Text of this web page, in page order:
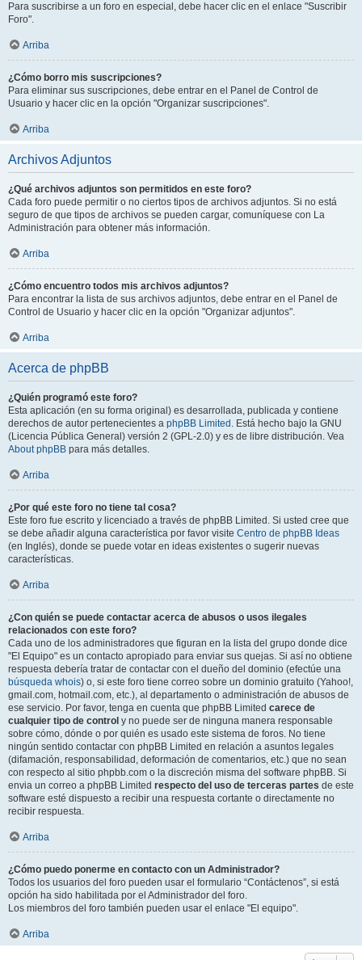
Para suscribirse a un foro en especial, debe hacer clic en el enlace "Suscribir
Foro".
Arriba
¿Cómo borro mis suscripciones?
Para eliminar sus suscripciones, debe entrar en el Panel de Control de
Usuario y hacer clic en la opción "Organizar suscripciones".
Arriba
Archivos Adjuntos
¿Qué archivos adjuntos son permitidos en este foro?
Cada foro puede permitir o no ciertos tipos de archivos adjuntos. Si no está
seguro de que tipos de archivos se pueden cargar, comuníquese con La
Administración para obtener más información.
Arriba
¿Cómo encuentro todos mis archivos adjuntos?
Para encontrar la lista de sus archivos adjuntos, debe entrar en el Panel de
Control de Usuario y hacer clic en la opción "Organizar adjuntos".
Arriba
Acerca de phpBB
¿Quién programó este foro?
Esta aplicación (en su forma original) es desarrollada, publicada y contiene
derechos de autor pertenecientes a phpBB Limited . Está hecho bajo la GNU
(Licencia Pública General) versión 2 (GPL-2.0) y es de libre distribución. Vea
About phpBB para más detalles.
Arriba
¿Por qué este foro no tiene tal cosa?
Este foro fue escrito y licenciado a través de phpBB Limited. Si usted cree que
se debe añadir alguna característica por favor visite Centro de phpBB Ideas
(en Inglés), donde se puede votar en ideas existentes o sugerir nuevas
características.
Arriba
¿Con quién se puede contactar acerca de abusos o usos ilegales
relacionados con este foro?
Cada uno de los administradores que figuran en la lista del grupo donde dice
"El Equipo" es un contacto apropiado para enviar sus quejas. Si así no obtiene
respuesta debería tratar de contactar con el dueño del dominio (efectúe una
búsqueda whois) o, si este foro tiene correo sobre un dominio gratuito (Yahoo!,
gmail.com, hotmail.com, etc.), al departamento o administración de abusos de
ese servicio. Por favor, tenga en cuenta que phpBB Limited carece de
cualquier tipo de control y no puede ser de ninguna manera responsable
sobre cómo, dónde o por quién es usado este sistema de foros. No tiene
ningún sentido contactar con phpBB Limited en relación a asuntos legales
(difamación, responsabilidad, deformación de comentarios, etc.) que no sean
con respecto al sitio phpbb.com o la discreción misma del software phpBB. Si
envia un correo a phpBB Limited respecto del uso de terceras partes de este
software esté dispuesto a recibir una respuesta cortante o directamente no
recibir respuesta.
Arriba
¿Cómo puedo ponerme en contacto con un Administrador?
Todos los usuarios del foro pueden usar el formulario “Contáctenos”, si está
opción ha sido habilitada por el Administrador del foro.
Los miembros del foro también pueden usar el enlace "El equipo".
Arriba